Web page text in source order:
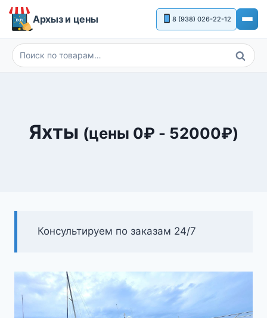
Перейти
Архыз и цены 8 (938) 026-22-12
Искать:
Поиск
Яхты (цены 0₽ - 52000₽)
Консультируем по заказам 24/7